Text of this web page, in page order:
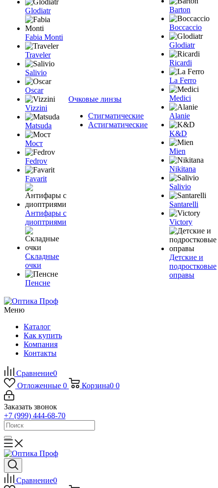
Glodiatr
Fabia Monti
Traveler
Salivio
Oscar
Vizzini
Matsuda
Мост
Fedrov
Favarit
Антифары с
диоптриями
Складные
очки
Пенсне
Очковые линзы
Стигматические
Астигматические
Barton
Boccaccio
Glodiatr
Ricardi
La Ferro
Medici
Alanie
K&D
Mien
Nikitana
Salivio
Santarelli
Victory
Детские и
подростковые
оправы
Меню
Каталог
Как купить
Компания
Контакты
Сравнение0
Отложенные 0 Корзина0 0
Заказать звонок
+7 (999) 444-68-70
Сравнение0